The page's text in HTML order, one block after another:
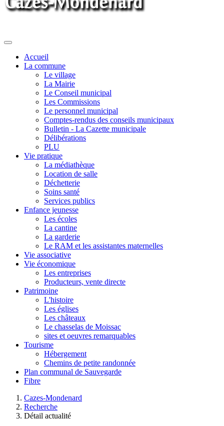
Toggle
navigationAccueil
La commune
Le village
La Mairie
Le Conseil municipal
Les Commissions
Le personnel municipal
Comptes-rendus des conseils municipaux
Bulletin - La Cazette municipale
Délibérations
PLU
Vie pratique
La médiathèque
Location de salle
Déchetterie
Soins santé
Services publics
Enfance jeunesse
Les écoles
La cantine
La garderie
Le RAM et les assistantes maternelles
Vie associative
Vie économique
Les entreprises
Producteurs, vente directe
Patrimoine
L'histoire
Les églises
Les châteaux
Le chasselas de Moissac
sites et oeuvres remarquables
Tourisme
Hébergement
Chemins de petite randonnée
Plan communal de Sauvegarde
Fibre
Cazes-Mondenard
Recherche
Détail actualité